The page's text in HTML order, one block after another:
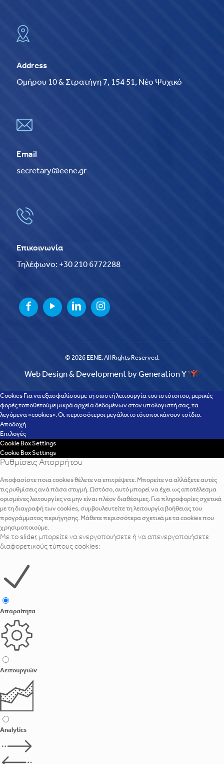
Address
Ομήρου 10 & Στρατήγη 7, 154 51, Νέο Ψυχικό
Email
secretary@eene.gr
Επικοινωνία
Τηλέφωνο: +30 210 6772288
© 2026 EENE. All Rights Reserved.
Web Design & Development by Generation Y
Cookies Για να εξασφαλίσουμε τη σωστή λειτουργία του ιστότοπου, μερικές
φορές τοποθετούμε μικρά αρχεία δεδομένων στον υπολογιστή σας, τα
λεγόμενα «cookies». Οι περισσότεροι μεγάλοι ιστότοποι κάνουν το ίδιο.
Αποδοχή
Επιλογές
Cookie Box Settings
Cookie Box Settings
Ρυθμίσεις Απορρήτου
Αποφασίστε ποια cookies θέλετε να επιτρέψετε. Μπορείτε να αλλάξετε αυτές
τις ρυθμίσεις ανά πάσα στιγμή. Ωστόσο, αυτό μπορεί να έχει ως αποτέλεσμα
ορισμένες λειτουργίες να μην είναι πλέον διαθέσιμες. Για πληροφορίες σχετικά
με τη διαγραφή των cookies, συμβουλευτείτε τη λειτουργία βοήθειας του
προγράμματος περιήγησης. Μάθετε περισσότερα σχετικά με τα cookies που
χρησιμοποιούμε.
Με το slider, μπορείτε να ενεργοποιήσετε ή να απενεργοποιήσετε
διαφορετικούς τύπους cookies:
Απαραίτητα
Λειτουργιών
Analytics